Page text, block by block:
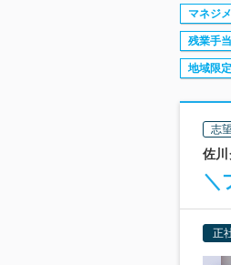
マネジ
残業手当
地域限
志
佐川
＼
正